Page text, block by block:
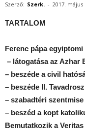
Szerző: Szerk. - 2017. május
TARTALOM
Ferenc pápa egyiptomi
– látogatása az Azhar
– beszéde a civil
– beszéde II.
– szabadtéri
– beszéd a kopt
Bemutatkozik a